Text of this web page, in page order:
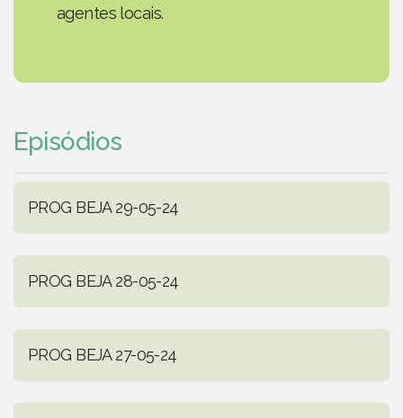
agentes locais.
Episódios
PROG BEJA 29-05-24
PROG BEJA 28-05-24
PROG BEJA 27-05-24